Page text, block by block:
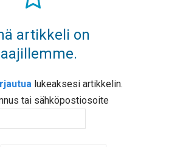
artikkeli on
lukeaksesi artikkelin.
tai sähköpostiosoite